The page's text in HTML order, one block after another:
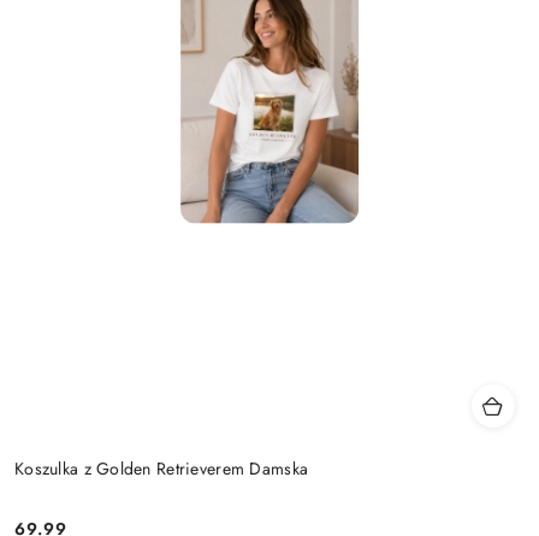
Koszulka z Golden Retrieverem Damska
69.99